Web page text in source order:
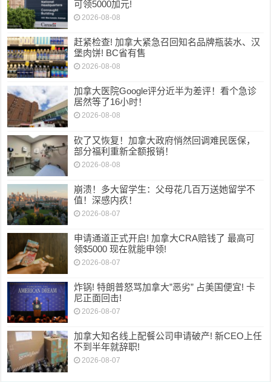
可领5000加元!
2026-08-08
赶紧检查! 加拿大紧急召回知名品牌瓶装水、汉
堡肉饼! BC省有售
2026-08-08
加拿大医院Google评分近半为差评！看个急诊
居然等了16小时！
2026-08-08
砍了又恢复！加拿大政府悄然回调难民医保，
部分福利重新全额报销！
2026-08-08
崩溃！多大留学生：父母花几百万送她留学不
值！深感内疚！
2026-08-07
申请通道正式开启! 加拿大CRA赔钱了 最高可
领$5000 现在就能申领!
2026-08-07
炸锅! 特朗普怒骂加拿大”恶劣” 占美国便宜! 卡
尼正面回击!
2026-08-07
加拿大知名线上配餐公司申请破产! 新CEO上任
不到半年就辞职!
2026-08-07